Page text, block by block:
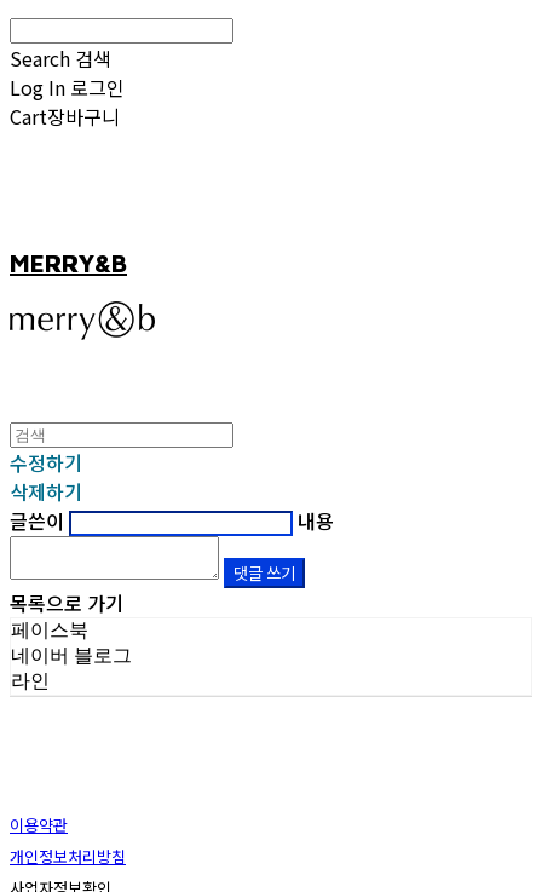
Search 검색
Log In 로그인
Cart장바구니
MERRY&B
수정하기
삭제하기
글쓴이
내용
댓글 쓰기
목록으로 가기
페이스북
네이버 블로그
라인
이용약관
개인정보처리방침
사업자정보확인